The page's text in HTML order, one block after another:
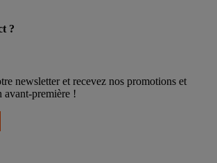
?
newsletter et recevez nos promotions et
avant-première !